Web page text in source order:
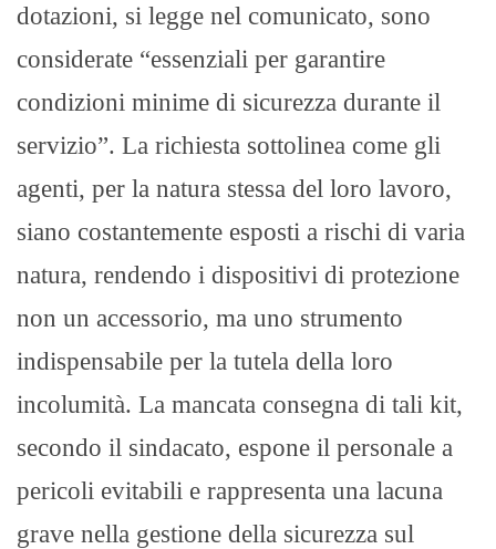
dotazioni, si legge nel comunicato, sono
considerate “essenziali per garantire
condizioni minime di sicurezza durante il
servizio”. La richiesta sottolinea come gli
agenti, per la natura stessa del loro lavoro,
siano costantemente esposti a rischi di varia
natura, rendendo i dispositivi di protezione
non un accessorio, ma uno strumento
indispensabile per la tutela della loro
incolumità. La mancata consegna di tali kit,
secondo il sindacato, espone il personale a
pericoli evitabili e rappresenta una lacuna
grave nella gestione della sicurezza sul